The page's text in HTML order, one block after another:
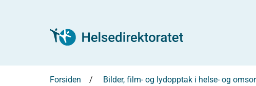
Forsiden Bilder, film- og lydopptak i helse- og